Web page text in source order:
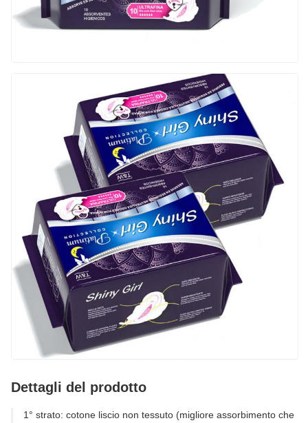
Dettagli del prodotto
1° strato: cotone liscio non tessuto (migliore assorbimento che